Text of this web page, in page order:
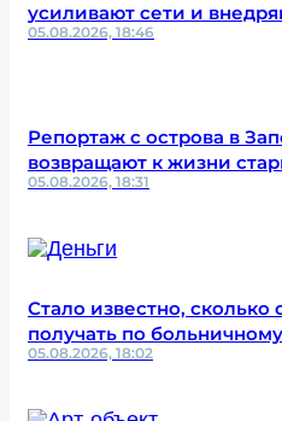
усиливают сети и
05.08.2026, 18:46
Репортаж с острова в
возвращают к жизни
05.08.2026, 18:31
Стало известно, сколько
получать по
05.08.2026, 18:02